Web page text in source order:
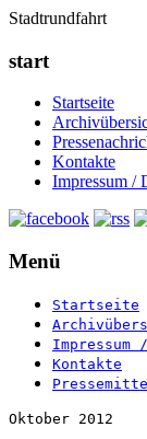
Stadtrundfahrt
start
Startseite
Kontakte
Impressum /
Menü
Startseite
Impressum
Kontakte
Oktober 2012